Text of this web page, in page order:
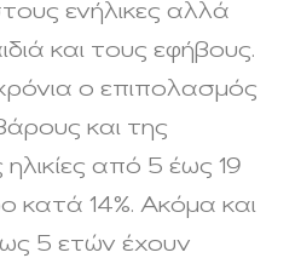
ενήλικες αλλά
και τους εφήβους.
ο επιπολασμός
και της
από 5 έως 19
κατά 14%. Ακόμα και
5 ετών έχουν